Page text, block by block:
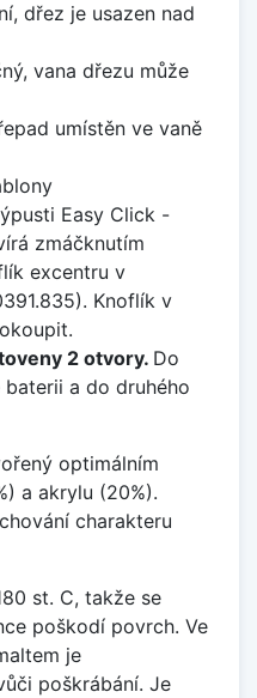
dřez je usazen nad
vana dřezu může
umístěn ve vaně
Easy Click -
zmáčknutím
excentru v
Knoflík v
2 otvory. Do
a do druhého
optimálním
a akrylu (20%).
charakteru
st. C, takže se
poškodí povrch. Ve
je
poškrábání. Je